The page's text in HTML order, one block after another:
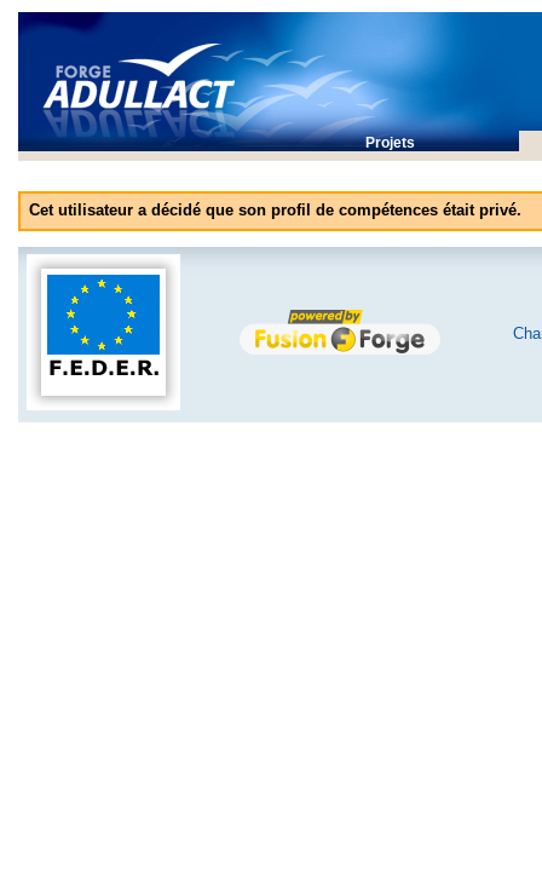
Projets
Cet utilisateur a décidé que son profil de compétences était privé.